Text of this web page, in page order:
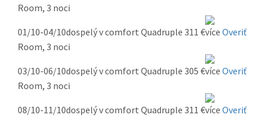
Room, 3 noci
01/10-04/10dospelý v comfort Quadruple
Room, 3 noci
311 € Overiť
03/10-06/10dospelý v comfort Quadruple
Room, 3 noci
305 € Overiť
08/10-11/10dospelý v comfort Quadruple 311 € Overiť